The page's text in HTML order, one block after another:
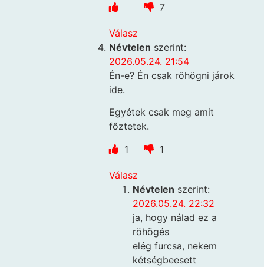
7
Válasz
Névtelen szerint:
2026.05.24. 21:54
Én-e? Én csak röhögni járok
ide.
Egyétek csak meg amit
főztetek.
1
1
Válasz
Névtelen szerint:
2026.05.24. 22:32
ja, hogy nálad ez a
röhögés
elég furcsa, nekem
kétségbeesett